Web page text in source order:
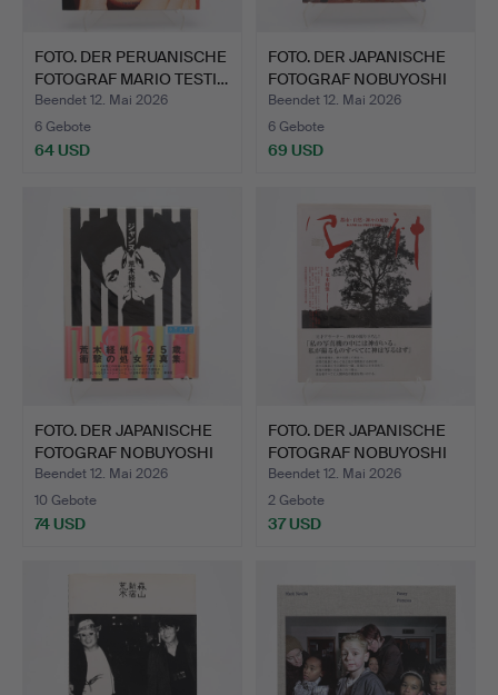
FOTO. DER PERUANISCHE
FOTOGRAF MARIO TESTI…
Beendet 12. Mai 2026
6 Gebote
64 USD
FOTO. DER JAPANISCHE
FOTOGRAF NOBUYOSHI
AR…
Beendet 12. Mai 2026
6 Gebote
69 USD
FOTO. DER JAPANISCHE
FOTOGRAF NOBUYOSHI
AR…
Beendet 12. Mai 2026
10 Gebote
74 USD
FOTO. DER JAPANISCHE
FOTOGRAF NOBUYOSHI
AR…
Beendet 12. Mai 2026
2 Gebote
37 USD